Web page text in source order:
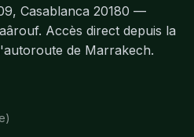
Casablanca 20180 —
Accès direct depuis la
de Marrakech.